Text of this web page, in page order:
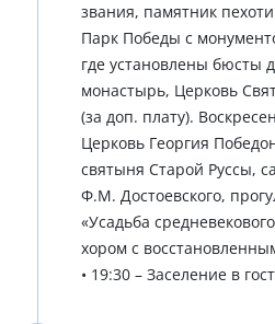
звания, памятник
Парк Победы с
где установлены бюсты
монастырь, Церковь
(за доп. плату).
Церковь Георгия
святыня Старой Руссы,
Ф.М. Достоевского,
«Усадьба
хором с
• 19:30 – Заселение в